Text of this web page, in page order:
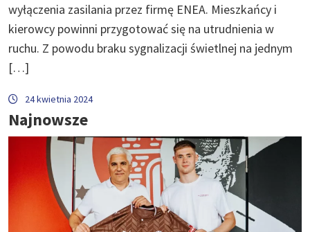
wyłączenia zasilania przez firmę ENEA. Mieszkańcy i
kierowcy powinni przygotować się na utrudnienia w
ruchu. Z powodu braku sygnalizacji świetlnej na jednym
[…]
24 kwietnia 2024
Najnowsze